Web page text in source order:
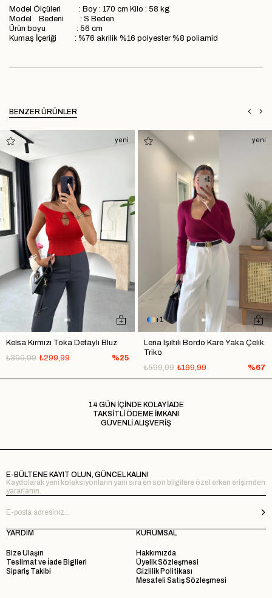
Model Ölçüleri : Boy : 170 cm Kilo : 58 kg
Model Bedeni : S Beden
Ürün boyu : 56 cm
Kumaş İçeriği : %76 akrilik %16 polyester %8 poliamid
BENZER ÜRÜNLER
Kelsa Kırmızı Toka Detaylı Bluz
₺299,99
₺399,99 %25
yeni
1
Lena Işıltılı Bordo Kare Yaka Çelik
Triko
₺199,99
₺599,99 %67
yeni
14 GÜN İÇİNDE KOLAY İADE
TAKSİTLİ ÖDEME İMKANI
GÜVENLİ ALIŞVERİŞ
E-BÜLTENE KAYIT OLUN, GÜNCEL KALIN!
Kaydolarak yeni koleksiyonların yanı sıra en son bilgilere özel erken erişimden
yararlanın.
YARDIM
Bize Ulaşın
Teslimat ve İade Biglieri
Sipariş Takibi
KURUMSAL
Hakkımızda
Üyelik Sözleşmesi
Gizlilik Politikası
Mesafeli Satış Sözleşmesi